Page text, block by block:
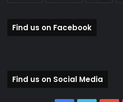
Find us on Facebook
Find us on Social Media